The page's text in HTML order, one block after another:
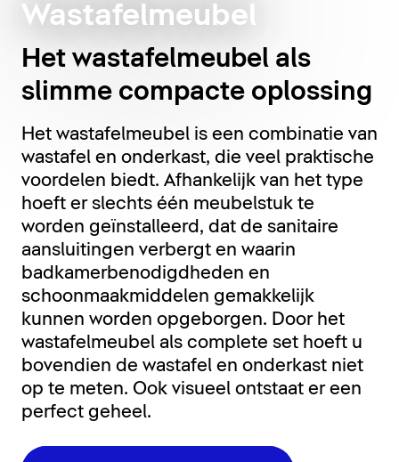
Wastafelmeubel
Het wastafelmeubel als
slimme compacte oplossing
Het wastafelmeubel is een combinatie van
wastafel en onderkast, die veel praktische
voordelen biedt. Afhankelijk van het type
hoeft er slechts één meubelstuk te
worden geïnstalleerd, dat de sanitaire
aansluitingen verbergt en waarin
badkamerbenodigdheden en
schoonmaakmiddelen gemakkelijk
kunnen worden opgeborgen. Door het
wastafelmeubel als complete set hoeft u
bovendien de wastafel en onderkast niet
op te meten. Ook visueel ontstaat er een
perfect geheel.